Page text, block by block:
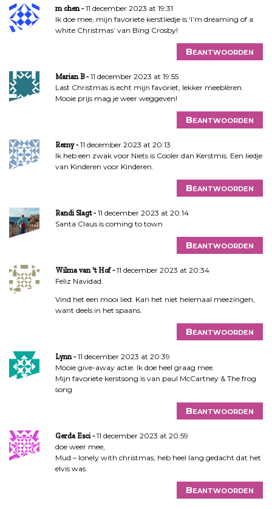
m chen
11 december 2023 at 19:31
Ik doe mee, mijn favoriete kerstliedje is ‘I’m dreaming of a
white Christmas’ van Bing Crosby!
Beantwoorden
Marian B
11 december 2023 at 19:55
Last Christmas is echt mijn favoriet, lekker meeblèren.
Mooie prijs mag je weer weggeven!
Beantwoorden
Remy
11 december 2023 at 20:13
Ik heb een zwak voor Niets is Cooler dan Kerstmis. Een liedje
van Kinderen voor Kinderen.
Beantwoorden
Randi Slagt
11 december 2023 at 20:14
Santa Claus is coming to town
Beantwoorden
Wilma van 't Hof
11 december 2023 at 20:34
Feliz Navidad.
Vind het een mooi lied. Kan het niet helemaal meezingen,
want deels in het spaans.
Beantwoorden
Lynn
11 december 2023 at 20:39
Mooie give-away actie. Ik doe heel graag mee.
Mijn favoriete kerstsong is van paul McCartney & The frog
song
Beantwoorden
Gerda Esci
11 december 2023 at 20:59
doe weer mee,
Mud – lonely with christmas, heb heel lang gedacht dat het
elvis was.
Beantwoorden